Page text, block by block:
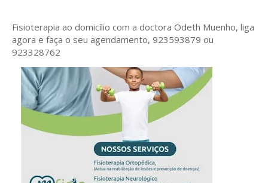
Fisioterapia ao domicílio com a doctora Odeth Muenho, liga
agora e faça o seu agendamento, 923593879 ou
923328762